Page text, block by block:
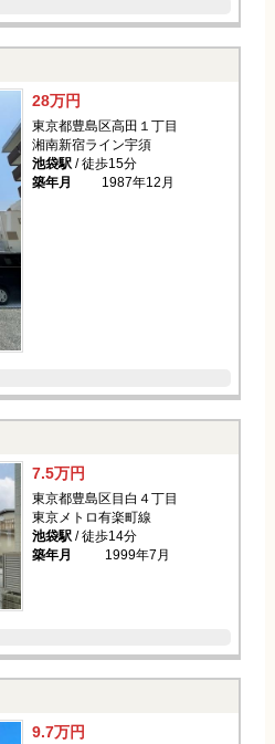
28万円
東京都豊島区高田１丁目
湘南新宿ライン宇須
池袋駅/ 徒歩15分
築年月
1987年12月
7.5万円
東京都豊島区目白４丁目
東京メトロ有楽町線
池袋駅/ 徒歩14分
築年月
1999年7月
9.7万円